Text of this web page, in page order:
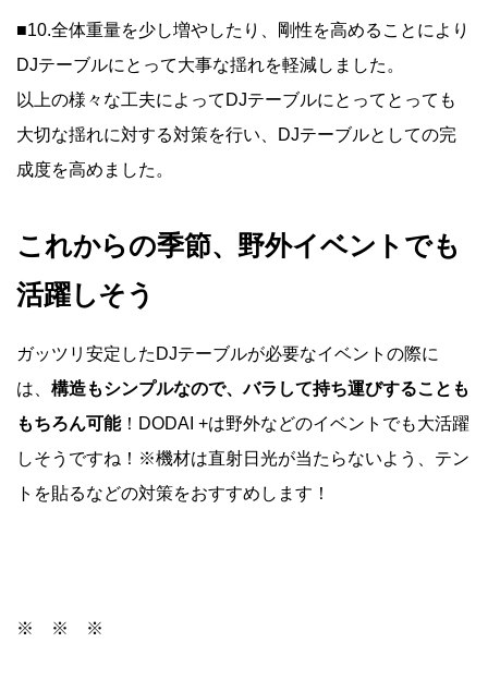
■10.全体重量を少し増やしたり、剛性を高めることにより
DJテーブルにとって大事な揺れを軽減しました。
以上の様々な工夫によってDJテーブルにとってとっても
大切な揺れに対する対策を行い、DJテーブルとしての完
成度を高めました。
これからの季節、野外イベントでも
活躍しそう
ガッツリ安定したDJテーブルが必要なイベントの際に
は、 構造もシンプルなので、バラして持ち運びすることも
もちろん可能！DODAI +は野外などのイベントでも大活躍
しそうですね！※機材は直射日光が当たらないよう、テン
トを貼るなどの対策をおすすめします！
※ ※ ※